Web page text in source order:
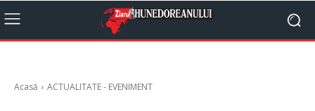
Acasă ACTUALITATE - EVENIMENT